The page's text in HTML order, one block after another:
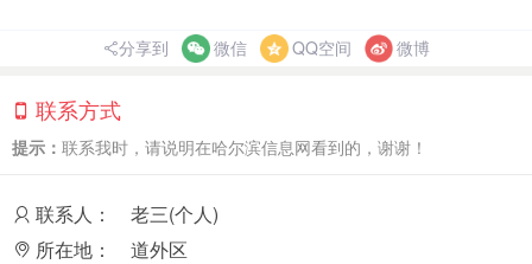
分享到 微信 QQ空间 微博
联系方式
提示： 联系我时，请说明在哈尔滨信息网看到的，谢谢！
联系人：
老三(个人)
所在地：
道外区